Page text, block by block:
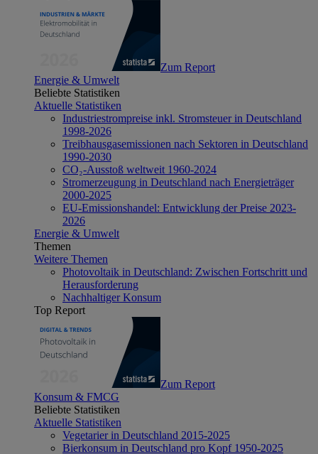
Zum Report
Energie & Umwelt
Beliebte Statistiken
Aktuelle Statistiken
Industriestrompreise inkl. Stromsteuer in Deutschland
1998-2026
Treibhausgasemissionen nach Sektoren in Deutschland
1990-2030
CO₂-Ausstoß weltweit 1960-2024
Stromerzeugung in Deutschland nach Energieträger
2000-2025
EU-Emissionshandel: Entwicklung der Preise 2023-
2026
Energie & Umwelt
Themen
Weitere Themen
Photovoltaik in Deutschland: Zwischen Fortschritt und
Herausforderung
Nachhaltiger Konsum
Top Report
Zum Report
Konsum & FMCG
Beliebte Statistiken
Aktuelle Statistiken
Vegetarier in Deutschland 2015-2025
Bierkonsum in Deutschland pro Kopf 1950-2025